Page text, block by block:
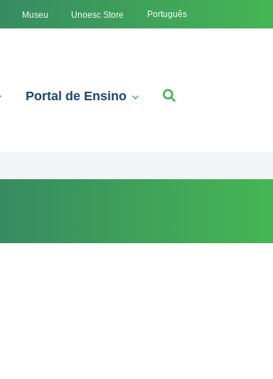
Museu Unoesc Store Português
Portal de Ensino